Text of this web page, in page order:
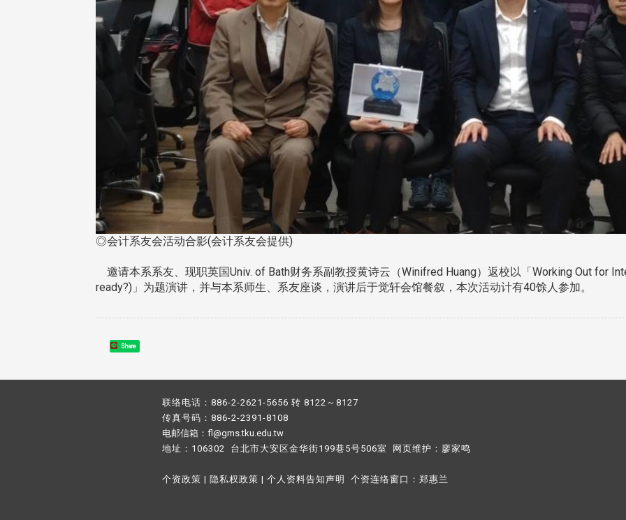
◎会计系友会活动合影(会计系友会提供)
邀请本系系友、现职英国Univ. of Bath财务系副教授黄诗云（Winifred Huang）返校以「Working Out for
ready?)」为题演讲，并与本系师生、系友座谈，演讲后于觉轩会馆餐叙，本次活动计有40馀人参加。
Share
联络电话：886-2-2621-5656 转 8122～8127
传真号码：886-2-2391-8108
电邮信箱：fl@gms.tku.edu.tw
地址：106302 台北市大安区金华街199巷5号506室 网页维护： 廖家鸣​
个资政策 | 隐私权政策 | 个人资料告知声明 个资连络窗口： 郑惠兰